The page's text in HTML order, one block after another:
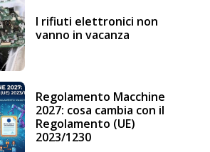
I rifiuti elettronici non
vanno in vacanza
Regolamento Macchine
2027: cosa cambia con il
Regolamento (UE)
2023/1230